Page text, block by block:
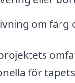
om färg
för